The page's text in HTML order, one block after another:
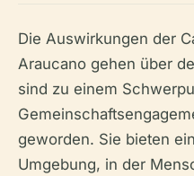
Die Auswirkungen der
Araucano gehen über
sind zu einem
geworden. Sie bieten
Umgebung, in der